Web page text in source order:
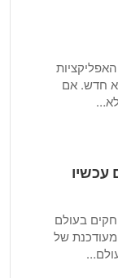
עולם האפליקציות
חדש. אם
עכשיו
בעולם
המעודכנת של